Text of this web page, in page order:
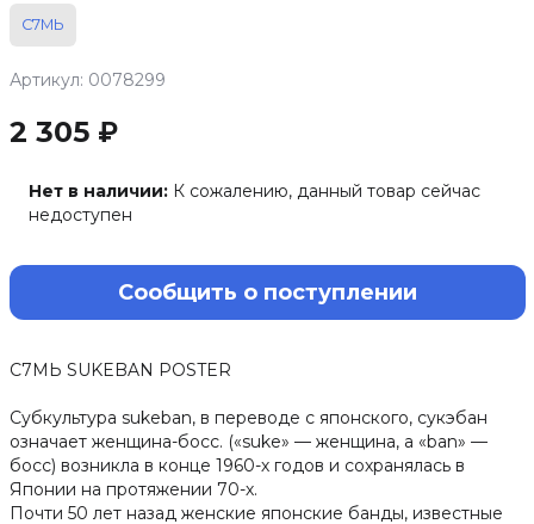
С7МЬ
Артикул: 0078299
2 305 ₽
Нет в наличии: К сожалению, данный товар сейчас
недоступен
Сообщить о поступлении
С7МЬ SUKEBAN POSTER
Субкультура sukeban, в переводе с японского, сукэбан
означает женщина-босс. («suke» — женщина, а «ban» —
босс) возникла в конце 1960-х годов и сохранялась в
Японии на протяжении 70-х.
Почти 50 лет назад женские японские банды, известные